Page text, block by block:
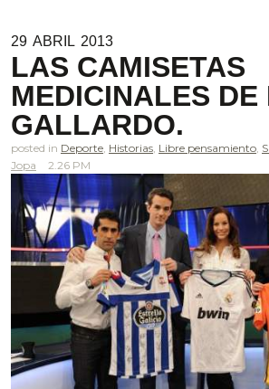
29 ABRIL 2013
LAS CAMISETAS
MEDICINALES DE
GALLARDO.
posted in Deporte, Historias, Libre pensamiento,
Jopa
2.26 PM